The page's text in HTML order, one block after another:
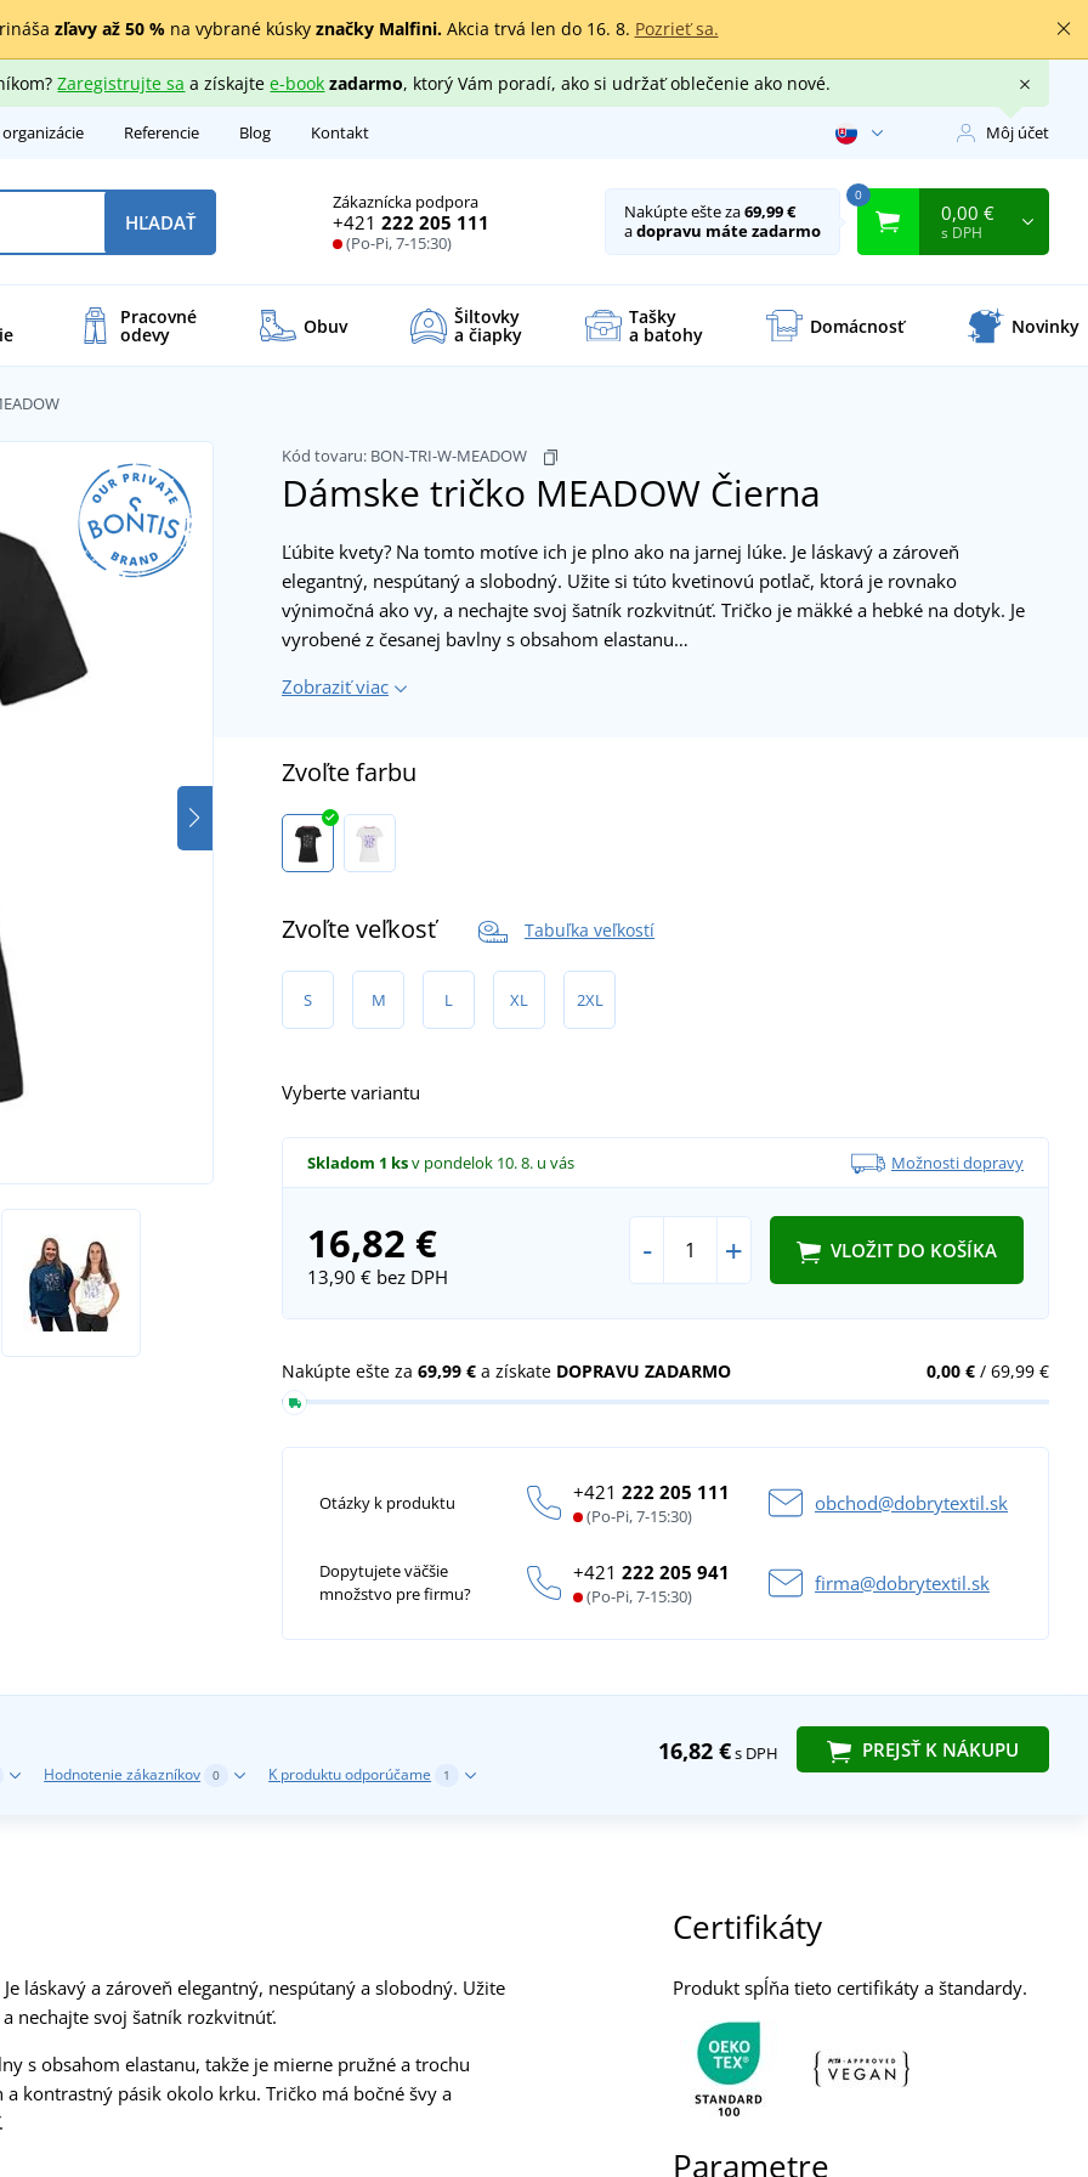
zľavy až 50 %na vybrané kúsky značky Malfini.Akcia trvá len do 16. 8. Pozrieť sa.
Zaregistrujte sa a získajtee-book zadarmo, ktorý Vám poradí, ako si udržať oblečenie ako nové.
Referencie Blog Kontakt Môj účet
Zákaznícka podpora
+421 222 205 111
(Po-Pi, 7-15:30)
HĽADAŤ Nakúpte ešte za69,99 €
adopravu máte zadarmo
0
0,00 €
s DPH
Pracovné
odevy Obuv Šiltovky
a čiapky
Tašky
a batohy Domácnosť Novinky
Kód tovaru: BON-TRI-W-MEADOW
Dámske tričko MEADOW Čierna
Modelka měří 164 cm a má na sobě velikost S
Ľúbite kvety? Na tomto motíve ich je plno ako na jarnej lúke. Je láskavý a zároveň
elegantný, nespútaný a slobodný. Užite si túto kvetinovú potlač, ktorá je rovnako
výnimočná ako vy, a nechajte svoj šatník rozkvitnúť. Tričko je mäkké a hebké na dotyk. Je
vyrobené z česanej bavlny s obsahom elastanu…
Zobraziť viac
Zvoľte farbu
Zvoľte veľkosť Tabuľka veľkostí
S M L XL 2XL
Vyberte variantu
Skladom 1 ksv pondelok 10. 8. u vás Možnosti dopravy
16,82 €
13,90 €bez DPH
- + VLOŽIT DO KOŠÍKA
0,00 €/ 69,99 €
Nakúpte ešte za 69,99 € a získate DOPRAVU ZADARMO
Otázky k produktu +421222 205 111
(Po-Pi, 7-15:30)
obchod@dobrytextil.sk
Dopytujete väčšie
množstvo pre firmu?
+421222 205 941
(Po-Pi, 7-15:30)
firma@dobrytextil.sk
16,82 €s DPH PREJSŤ K NÁKUPU
Hodnotenie zákazníkov 0 K produktu odporúčame 1
láskavý a zároveň elegantný, nespútaný a slobodný. Užite
nechajte svoj šatník rozkvitnúť.
s obsahom elastanu, takže je mierne pružné a trochu
kontrastný pásik okolo krku. Tričko má bočné švy a
Certifikáty
Produkt spĺňa tieto certifikáty a štandardy.
Parametre